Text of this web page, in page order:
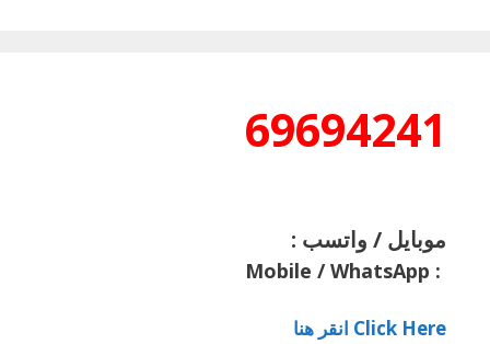
69694241
موبايل / واتسب :
:
Mobile / WhatsApp
Click Here انقر هنا